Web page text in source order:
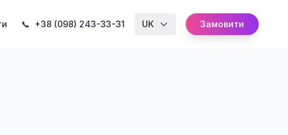
📞 +38 (098) 243-33-31 UK Замовити